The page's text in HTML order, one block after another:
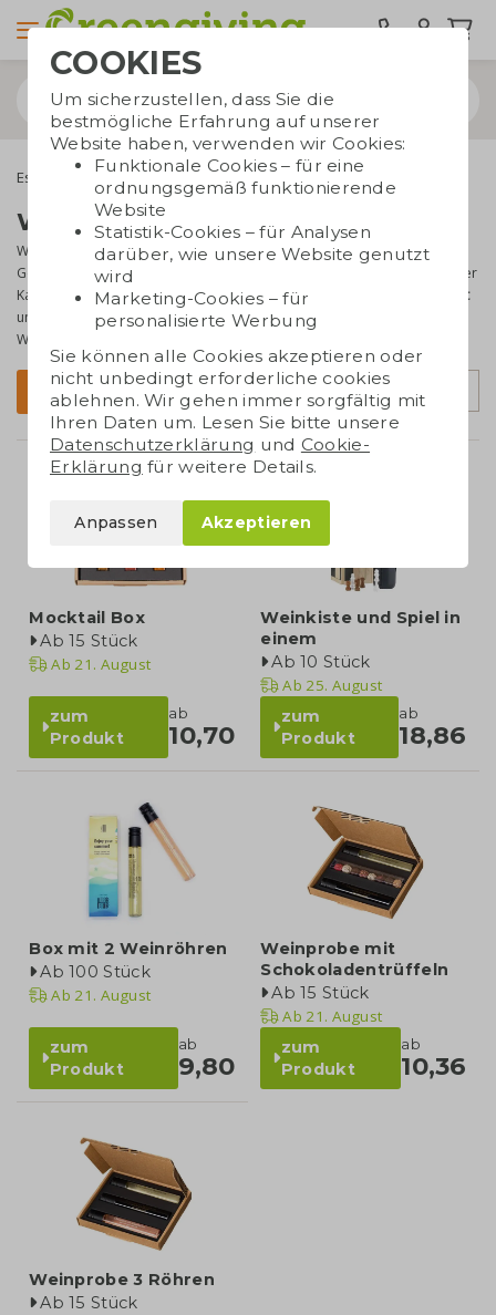
Essbare Werbegeschenke Weingeschenke
Weingeschenke bedrucken
Wein ist nach wie vorein beliebtes Geschenkfür Kunden oder
Geschäftspartner – zeitlos und passend zu vielen Anlässen. In dieser
Kategorie finden Sie originelle Weingeschenke,
nachhaltig verpackt
und oft für den Briefkasten geeignet. Zum Beispiel das Set mit
Weintuben, sehr schön zum Verschenken!
Filter Sortierung
neu
Mocktail Box
Ab 15 Stück
Ab 21. August
zum
Produkt
ab
10,70
Weinkiste und Spiel in
einem
Ab 10 Stück
Ab 25. August
zum
Produkt
ab
18,86
Box mit 2 Weinröhren
Ab 100 Stück
Ab 21. August
zum
Produkt
ab
9,80
Weinprobe mit
Schokoladentrüffeln
Ab 15 Stück
Ab 21. August
zum
Produkt
ab
10,36
Weinprobe 3 Röhren
Ab 15 Stück
COOKIES
Um sicherzustellen, dass Sie die
bestmögliche Erfahrung auf unserer
Website haben, verwenden wir Cookies:
Funktionale Cookies – für eine
ordnungsgemäß funktionierende
Website
Statistik-Cookies – für Analysen
darüber, wie unsere Website genutzt
wird
Marketing-Cookies – für
personalisierte Werbung
Sie können alle Cookies akzeptieren oder
nicht unbedingt erforderliche cookies
ablehnen. Wir gehen immer sorgfältig mit
Ihren Daten um. Lesen Sie bitte unsere
Datenschutzerklärung und Cookie-
Erklärung für weitere Details.
Anpassen Akzeptieren